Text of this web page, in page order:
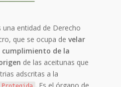
una entidad de Derecho
que se ocupa develar
cumplimiento de la
de las aceitunas que
adscritas a la